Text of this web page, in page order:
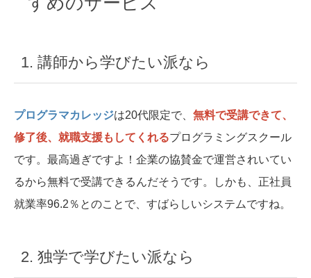
1. 講師から学びたい派なら
プログラマカレッジは20代限定で、 無料で受講できて、
修了後、就職支援もしてくれるプログラミングスクール
です。最高過ぎですよ！企業の協賛金で運営されいてい
るから無料で受講できるんだそうです。しかも、正社員
就業率96.2％とのことで、すばらしいシステムですね。
2. 独学で学びたい派なら